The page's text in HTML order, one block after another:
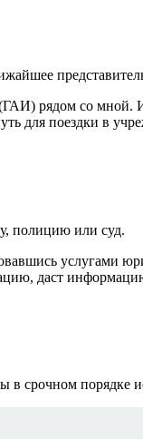
рядом со
для поездки в
полицию или суд.
услугами
даст
в срочном порядке